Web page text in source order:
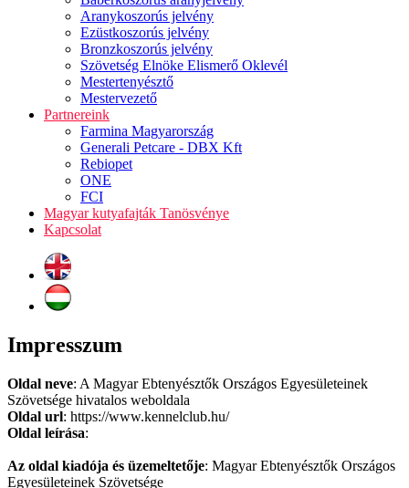
Aranykoszorús jelvény
Ezüstkoszorús jelvény
Bronzkoszorús jelvény
Szövetség Elnöke Elismerő Oklevél
Mestertenyésztő
Mestervezető
Partnereink
Farmina Magyarország
Generali Petcare - DBX Kft
Rebiopet
ONE
FCI
Magyar kutyafajták Tanösvénye
Kapcsolat
Impresszum
Oldal neve: A Magyar Ebtenyésztők Országos Egyesületeinek
Szövetsége hivatalos weboldala
Oldal url: https://www.kennelclub.hu/
Oldal leírása:
Az oldal kiadója és üzemeltetője: Magyar Ebtenyésztők Országos
Egyesületeinek Szövetsége